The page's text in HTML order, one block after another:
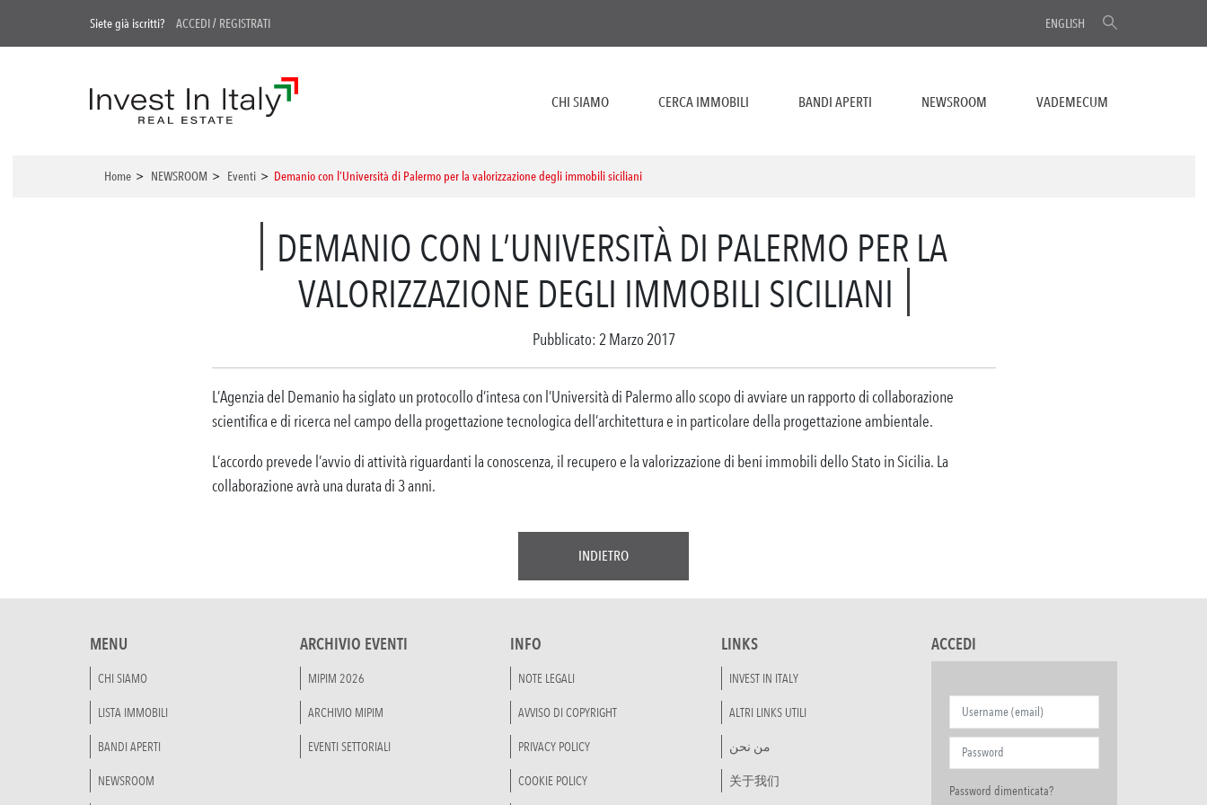
Siete già iscritti? ACCEDI/ REGISTRATI ENGLISH
CHI SIAMO CERCA IMMOBILI BANDI APERTI NEWSROOM VADEMECUM
Home > NEWSROOM > Eventi > Demanio con l’Università di Palermo per la valorizzazione degli immobili siciliani
DEMANIO CON L’UNIVERSITÀ DI PALERMO PER LA
VALORIZZAZIONE DEGLI IMMOBILI SICILIANI
Pubblicato: 2 Marzo 2017
L’Agenzia del Demanio ha siglato un protocollo d’intesa con l’Università di Palermo allo scopo di avviare un rapporto di collaborazione
scientifica e di ricerca nel campo della progettazione tecnologica dell’architettura e in particolare della progettazione ambientale.
L’accordo prevede l’avvio di attività riguardanti la conoscenza, il recupero e la valorizzazione di beni immobili dello Stato in Sicilia. La
collaborazione avrà una durata di 3 anni.
INDIETRO
MENU
CHI SIAMO
LISTA IMMOBILI
BANDI APERTI
NEWSROOM
ARCHIVIO EVENTI
MIPIM 2026
ARCHIVIO MIPIM
EVENTI SETTORIALI
INFO
NOTE LEGALI
AVVISO DI COPYRIGHT
PRIVACY POLICY
COOKIE POLICY
LINKS
INVEST IN ITALY
ALTRI LINKS UTILI
من نحن
关于我们
ACCEDI
Password dimenticata?